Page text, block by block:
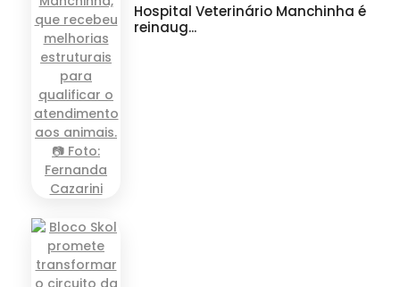
Hospital Veterinário Manchinha é
reinaug...